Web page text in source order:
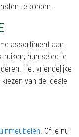
te bieden.
assortiment aan
hun selectie
Het vriendelijke
van de ideale
. Of je nu